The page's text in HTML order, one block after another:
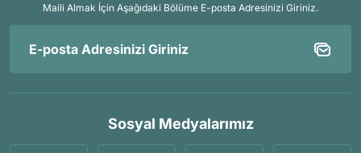
Maili Almak İçin Aşağıdaki Bölüme E-posta Adresinizi Giriniz.
Sosyal Medyalarımız